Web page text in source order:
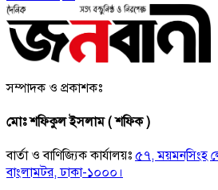
সম্পাদক ও প্রকাশকঃ
মোঃ শফিকুল ইসলাম ( শফিক )
বার্তা ও বাণিজ্যিক কার্যালয়ঃ ৫৭, ময়মনসিংহ
বাংলামটর, ঢাকা-১০০০।